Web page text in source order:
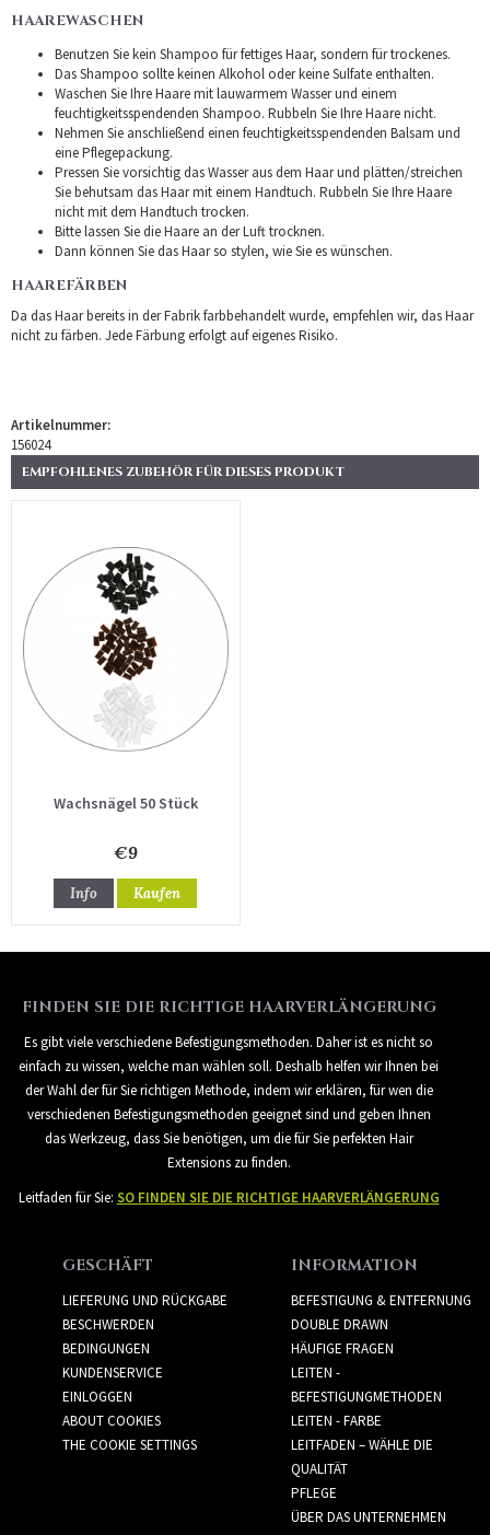
HAAREWASCHEN
Benutzen Sie kein Shampoo für fettiges Haar, sondern für trockenes.
Das Shampoo sollte keinen Alkohol oder keine Sulfate enthalten.
Waschen Sie Ihre Haare mit lauwarmem Wasser und einem
feuchtigkeitsspendenden Shampoo. Rubbeln Sie Ihre Haare nicht.
Nehmen Sie anschließend einen feuchtigkeitsspendenden Balsam und
eine Pflegepackung.
Pressen Sie vorsichtig das Wasser aus dem Haar und plätten/streichen
Sie behutsam das Haar mit einem Handtuch. Rubbeln Sie Ihre Haare
nicht mit dem Handtuch trocken.
Bitte lassen Sie die Haare an der Luft trocknen.
Dann können Sie das Haar so stylen, wie Sie es wünschen.
HAAREFÄRBEN
Da das Haar bereits in der Fabrik farbbehandelt wurde, empfehlen wir, das Haar
nicht zu färben. Jede Färbung erfolgt auf eigenes Risiko.
Artikelnummer:
156024
EMPFOHLENES ZUBEHÖR FÜR DIESES PRODUKT
Wachsnägel 50 Stück
€9
Info Kaufen
FINDEN SIE DIE RICHTIGE HAARVERLÄNGERUNG
Es gibt viele verschiedene Befestigungsmethoden. Daher ist es nicht so
einfach zu wissen, welche man wählen soll. Deshalb helfen wir Ihnen bei
der Wahl der für Sie richtigen Methode, indem wir erklären, für wen die
verschiedenen Befestigungsmethoden geeignet sind und geben Ihnen
das Werkzeug, dass Sie benötigen, um die für Sie perfekten Hair
Extensions zu finden.
Leitfaden für Sie: SO FINDEN SIE DIE RICHTIGE HAARVERLÄNGERUNG
GESCHÄFT
LIEFERUNG UND RÜCKGABE
BESCHWERDEN
BEDINGUNGEN
KUNDENSERVICE
EINLOGGEN
ABOUT COOKIES
THE COOKIE SETTINGS
INFORMATION
BEFESTIGUNG & ENTFERNUNG
DOUBLE DRAWN
HÄUFIGE FRAGEN
LEITEN -
BEFESTIGUNGMETHODEN
LEITEN - FARBE
LEITFADEN – WÄHLE DIE
QUALITÄT
PFLEGE
ÜBER DAS UNTERNEHMEN